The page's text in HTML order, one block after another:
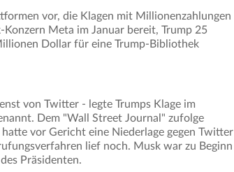
vor, die Klagen mit Millionenzahlungen
Meta im Januar bereit, Trump 25
Dollar für eine Trump-Bibliothek
von Twitter - legte Trumps Klage im
Dem "Wall Street Journal" zufolge
vor Gericht eine Niederlage gegen Twitter
lief noch. Musk war zu Beginn
Präsidenten.